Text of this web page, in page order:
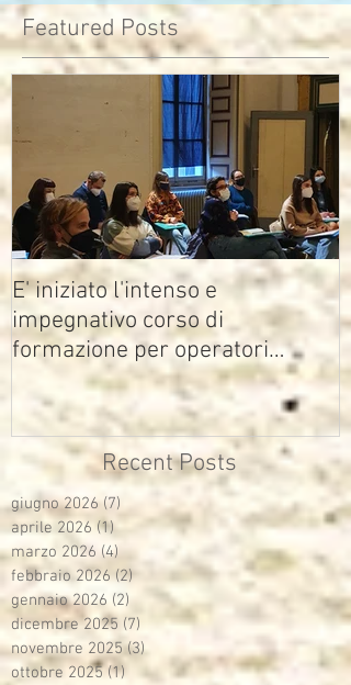
Featured Posts
E' iniziato l'intenso e
impegnativo corso di
formazione per operatori
multimediali Avisco
Recent Posts
giugno 2026 (7) 7 post
aprile 2026 (1) 1 post
marzo 2026 (4)4 post
febbraio 2026 (2)2 post
gennaio 2026 (2)2 post
dicembre 2025 (7) 7 post
novembre 2025 (3)3 post
ottobre 2025 (1)1 post